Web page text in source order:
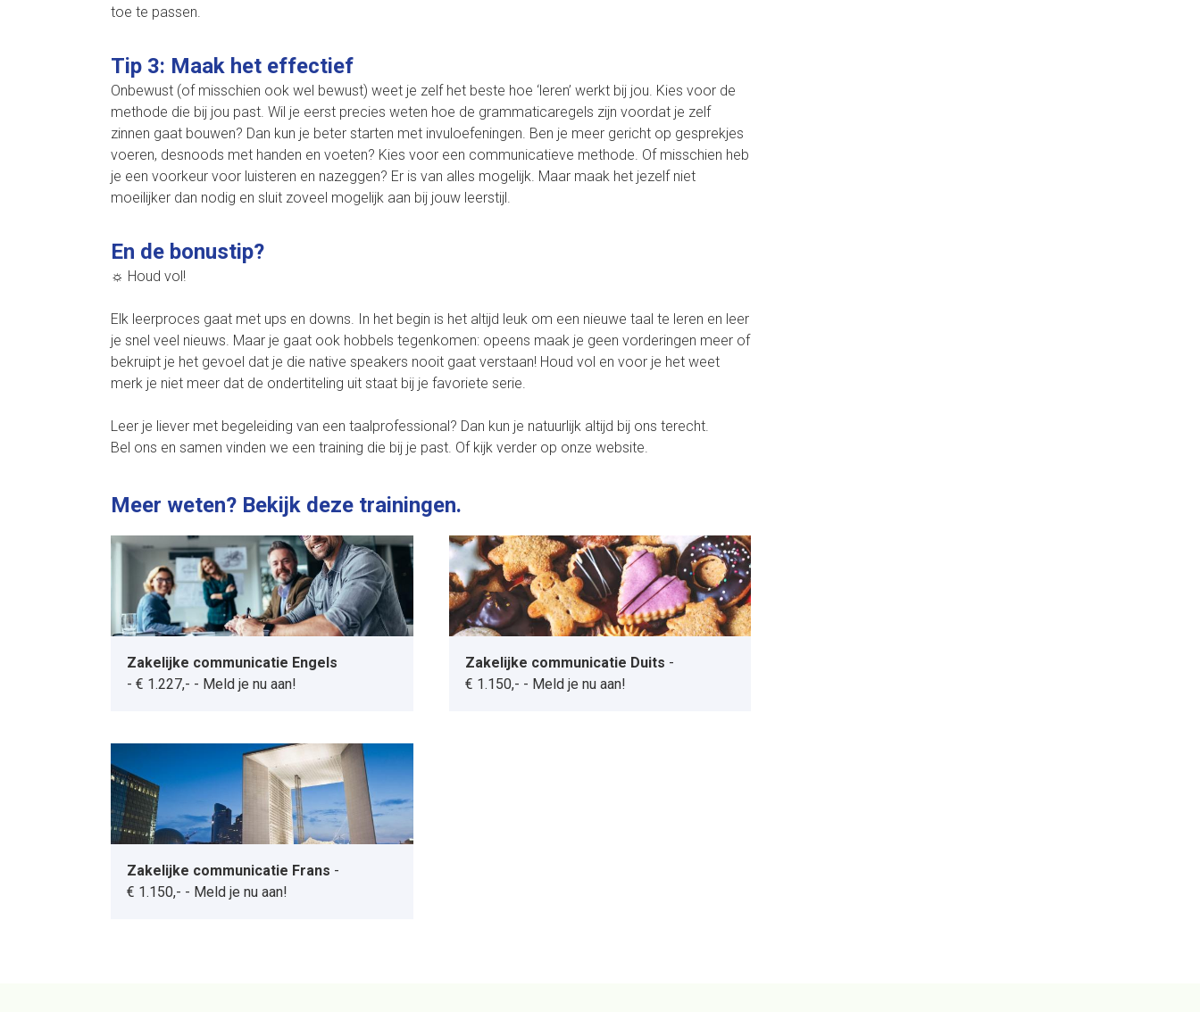
toe te passen.
Tip 3: Maak het effectief
Onbewust (of misschien ook wel bewust) weet je zelf het beste hoe ‘leren’ werkt bij jou. Kies voor de
methode die bij jou past. Wil je eerst precies weten hoe de grammaticaregels zijn voordat je zelf
zinnen gaat bouwen? Dan kun je beter starten met invuloefeningen. Ben je meer gericht op gesprekjes
voeren, desnoods met handen en voeten? Kies voor een communicatieve methode. Of misschien heb
je een voorkeur voor luisteren en nazeggen? Er is van alles mogelijk. Maar maak het jezelf niet
moeilijker dan nodig en sluit zoveel mogelijk aan bij jouw leerstijl.
En de bonustip?
☼ Houd vol!
Elk leerproces gaat met ups en downs. In het begin is het altijd leuk om een nieuwe taal te leren en leer
je snel veel nieuws. Maar je gaat ook hobbels tegenkomen: opeens maak je geen vorderingen meer of
bekruipt je het gevoel dat je die native speakers nooit gaat verstaan! Houd vol en voor je het weet
merk je niet meer dat de ondertiteling uit staat bij je favoriete serie.
Leer je liever met begeleiding van een taalprofessional? Dan kun je natuurlijk altijd bij ons terecht.
Bel ons en samen vinden we een training die bij je past. Of kijk verder op onze website.
Meer weten? Bekijk deze trainingen.
Zakelijke communicatie Engels
- € 1.227,- - Meld je nu aan!
Zakelijke communicatie Duits -
€ 1.150,- - Meld je nu aan!
Zakelijke communicatie Frans -
€ 1.150,- - Meld je nu aan!